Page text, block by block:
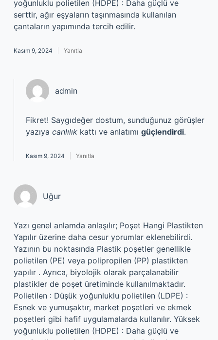
yoğunluklu polietilen (HDPE) : Daha güçlü ve
serttir, ağır eşyaların taşınmasında kullanılan
çantaların yapımında tercih edilir.
Kasım 9, 2024 Yanıtla
admin
Fikret! Saygıdeğer dostum, sunduğunuz görüşler
yazıya canlılık kattı ve anlatımı güçlendirdi.
Kasım 9, 2024 Yanıtla
Uğur
Yazı genel anlamda anlaşılır; Poşet Hangi Plastikten
Yapılır üzerine daha cesur yorumlar eklenebilirdi.
Yazının bu noktasında Plastik poşetler genellikle
polietilen (PE) veya polipropilen (PP) plastikten
yapılır . Ayrıca, biyolojik olarak parçalanabilir
plastikler de poşet üretiminde kullanılmaktadır.
Polietilen : Düşük yoğunluklu polietilen (LDPE) :
Esnek ve yumuşaktır, market poşetleri ve ekmek
poşetleri gibi hafif uygulamalarda kullanılır. Yüksek
yoğunluklu polietilen (HDPE) : Daha güçlü ve